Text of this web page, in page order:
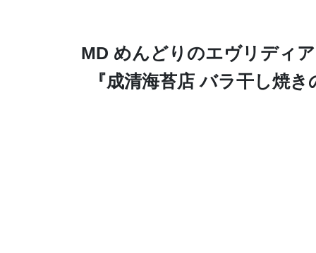
MD めんどりのエヴリディ
『成清海苔店 バラ干し焼き